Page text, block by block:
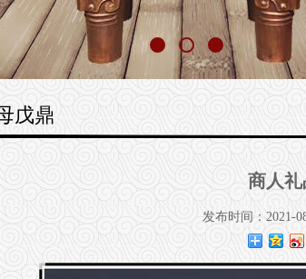
戊鼎
商人
发布时间：2021-